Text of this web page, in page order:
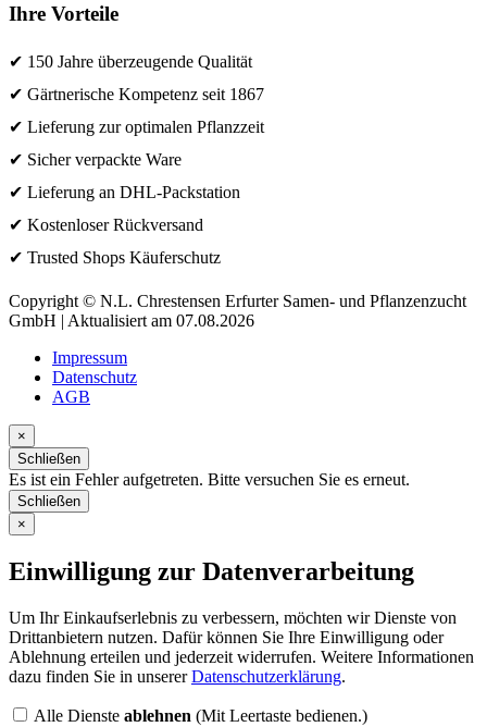
Ihre Vorteile
✔ 150 Jahre überzeugende Qualität
✔ Gärtnerische Kompetenz seit 1867
✔ Lieferung zur optimalen Pflanzzeit
✔ Sicher verpackte Ware
✔ Lieferung an DHL-Packstation
✔ Kostenloser Rückversand
✔ Trusted Shops Käuferschutz
Copyright © N.L. Chrestensen Erfurter Samen- und Pflanzenzucht
GmbH | Aktualisiert am 07.08.2026
Impressum
Datenschutz
AGB
×
Schließen
Es ist ein Fehler aufgetreten. Bitte versuchen Sie es erneut.
Schließen
×
Einwilligung zur Datenverarbeitung
Um Ihr Einkaufserlebnis zu verbessern, möchten wir Dienste von
Drittanbietern nutzen. Dafür können Sie Ihre Einwilligung oder
Ablehnung erteilen und jederzeit widerrufen. Weitere Informationen
dazu finden Sie in unsererDatenschutzerklärung.
Alle Dienste ablehnen (Mit Leertaste bedienen.)